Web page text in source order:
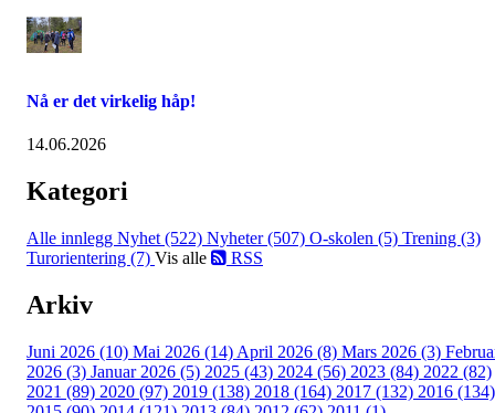
Nå er det virkelig håp!
14.06.2026
Kategori
Alle innlegg Nyhet (522) Nyheter (507) O-skolen (5) Trening (3)
Turorientering (7) Vis alle RSS
Arkiv
Juni 2026 (10) Mai 2026 (14) April 2026 (8) Mars 2026 (3)
2026 (3) Januar 2026 (5) 2025 (43) 2024 (56) 2023 (84) 2022 (82)
2021 (89) 2020 (97) 2019 (138) 2018 (164) 2017 (132) 2016 (134)